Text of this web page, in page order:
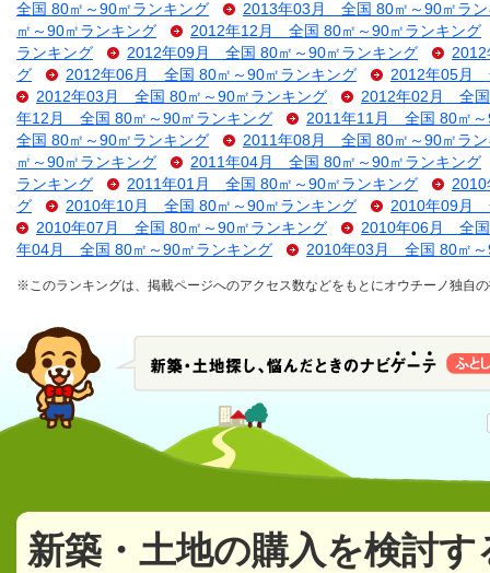
全国 80㎡～90㎡ランキング
2013年03月 全国 80㎡～90㎡ラン
㎡～90㎡ランキング
2012年12月 全国 80㎡～90㎡ランキング
ランキング
2012年09月 全国 80㎡～90㎡ランキング
グ
2012年06月 全国 80㎡～90㎡ランキング
2012年05月
2012年03月 全国 80㎡～90㎡ランキング
2012年02月 全国
年12月 全国 80㎡～90㎡ランキング
2011年11月 全国 80㎡～
全国 80㎡～90㎡ランキング
2011年08月 全国 80㎡～90㎡ラン
㎡～90㎡ランキング
2011年04月 全国 80㎡～90㎡ランキング
ランキング
2011年01月 全国 80㎡～90㎡ランキング
グ
2010年10月 全国 80㎡～90㎡ランキング
2010年09月
2010年07月 全国 80㎡～90㎡ランキング
2010年06月 全国
年04月 全国 80㎡～90㎡ランキング
2010年03月 全国 80㎡～
※このランキングは、掲載ページへのアクセス数などをもとにオウチーノ独自
新築・土地の購入を検討